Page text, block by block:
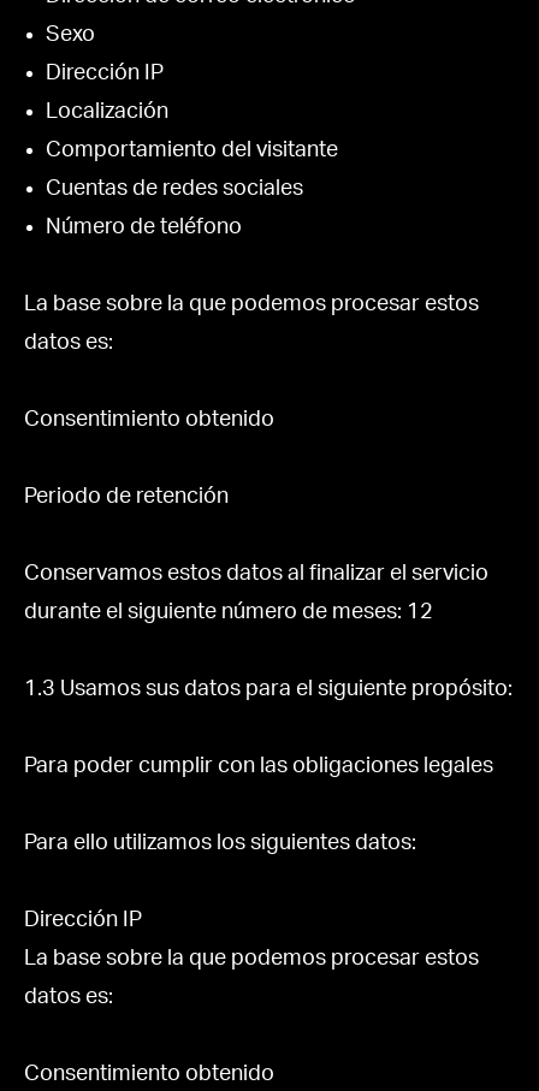
Sexo
Dirección IP
Localización
Comportamiento del visitante
Cuentas de redes sociales
Número de teléfono
La base sobre la que podemos procesar estos
datos es:
Consentimiento obtenido
Periodo de retención
Conservamos estos datos al finalizar el servicio
durante el siguiente número de meses: 12
1.3 Usamos sus datos para el siguiente propósito:
Para poder cumplir con las obligaciones legales
Para ello utilizamos los siguientes datos:
Dirección IP
La base sobre la que podemos procesar estos
datos es:
Consentimiento obtenido